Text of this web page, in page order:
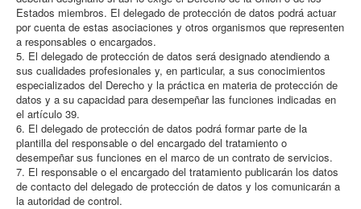
Estados miembros. El delegado de protección de datos podrá actuar
por cuenta de estas asociaciones y otros organismos que representen
a responsables o encargados.
5. El delegado de protección de datos será designado atendiendo a
sus cualidades profesionales y, en particular, a sus conocimientos
especializados del Derecho y la práctica en materia de protección de
datos y a su capacidad para desempeñar las funciones indicadas en
el artículo 39.
6. El delegado de protección de datos podrá formar parte de la
plantilla del responsable o del encargado del tratamiento o
desempeñar sus funciones en el marco de un contrato de servicios.
7. El responsable o el encargado del tratamiento publicarán los datos
de contacto del delegado de protección de datos y los comunicarán a
la autoridad de control.